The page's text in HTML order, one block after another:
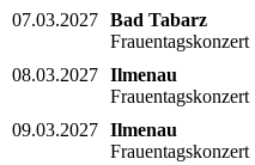
07.03.2027 Bad Tabarz
Frauentagskonzert
08.03.2027 Ilmenau
Frauentagskonzert
09.03.2027 Ilmenau
Frauentagskonzert